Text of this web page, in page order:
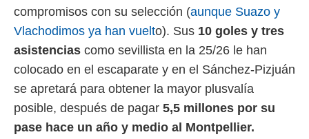
compromisos con su selección (aunque Suazo y
Vlachodimos ya han vuelto). Sus 10 goles y tres
asistencias como sevillista en la 25/26 le han
colocado en el escaparate y en el Sánchez-Pizjuán
se apretará para obtener la mayor plusvalía
posible, después de pagar 5,5 millones por su
pase hace un año y medio al Montpellier.